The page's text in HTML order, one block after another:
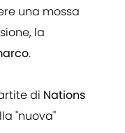
una mossa
la
.
di Nations
"nuova"